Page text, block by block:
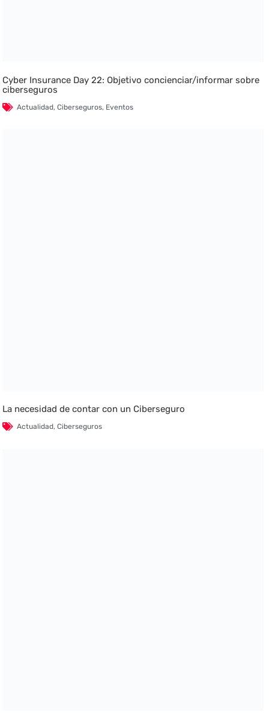
Cyber Insurance Day 22: Objetivo concienciar/informar sobre
ciberseguros
Actualidad,Ciberseguros, Eventos
La necesidad de contar con un Ciberseguro
Actualidad,Ciberseguros